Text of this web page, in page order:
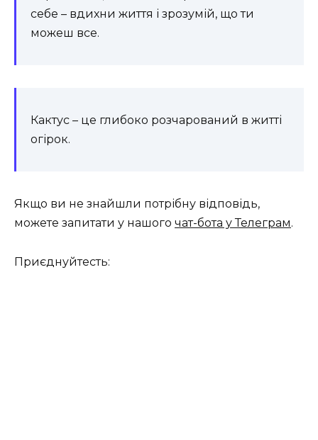
себе – вдихни життя і зрозумій, що ти
можеш все.
Кактус – це глибоко розчарований в житті
огірок.
Якщо ви не знайшли потрібну відповідь,
можете запитати у нашого чат-бота у Телеграм.
Приєднуйтесть: